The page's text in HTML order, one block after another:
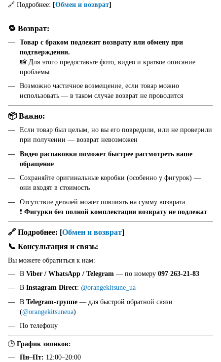
🔗 Подробнее: [Обмен и возврат]
🔁 Возврат:
Товар с браком подлежит возврату или обмену при
подтверждении.
📸 Для этого предоставьте фото, видео и краткое описание
проблемы
Возможно частичное возмещение, если товар можно
использовать — в таком случае возврат не проводится
📦 Важно:
Если товар был целым, но вы его повредили, или не проверили
при получении — возврат невозможен
Видео распаковки поможет быстрее рассмотреть ваше
обращение
Сохраняйте оригинальные коробки (особенно у фигурок) —
они входят в стоимость
Отсутствие деталей может повлиять на сумму возврата
❗ Фигурки без полной комплектации возврату не подлежат
🔗 Подробнее: [Обмен и возврат]
📞 Консультация и связь:
Вы можете обратиться к нам:
В Viber / WhatsApp / Telegram — по номеру 097 263-21-83
В Instagram Direct: @orangekitsune_ua
В Telegram-группе — для быстрой обратной связи
(@orangekitsuneua)
По телефону
🕒 График звонков:
Пн–Пт: 12:00–20:00